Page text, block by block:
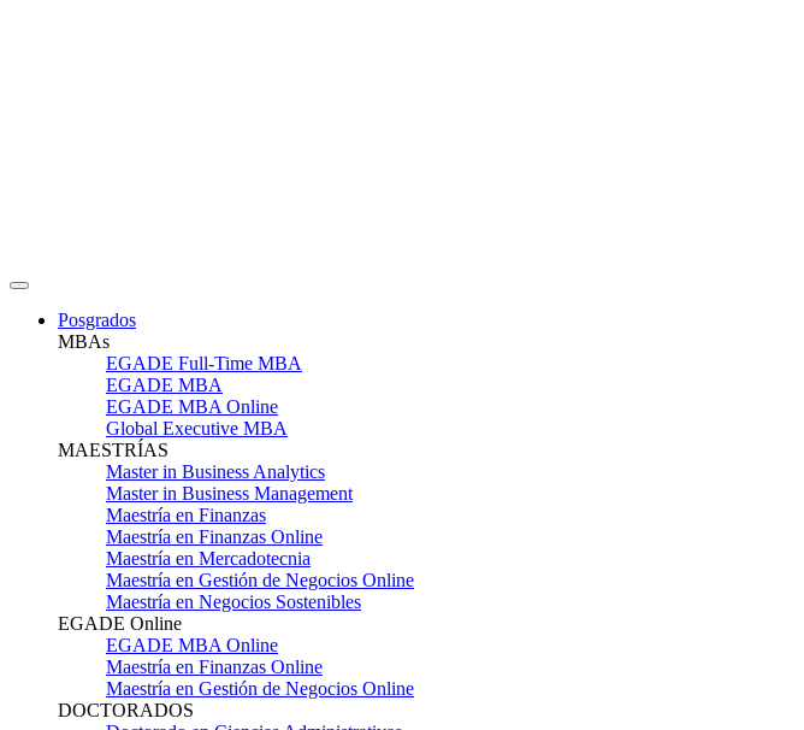
Posgrados
MBAs
EGADE Full-Time MBA
EGADE MBA
EGADE MBA Online
Global Executive MBA
MAESTRÍAS
Master in Business Analytics
Master in Business Management
Maestría en Finanzas
Maestría en Finanzas Online
Maestría en Mercadotecnia
Maestría en Gestión de Negocios Online
Maestría en Negocios Sostenibles
EGADE Online
EGADE MBA Online
Maestría en Finanzas Online
Maestría en Gestión de Negocios Online
DOCTORADOS